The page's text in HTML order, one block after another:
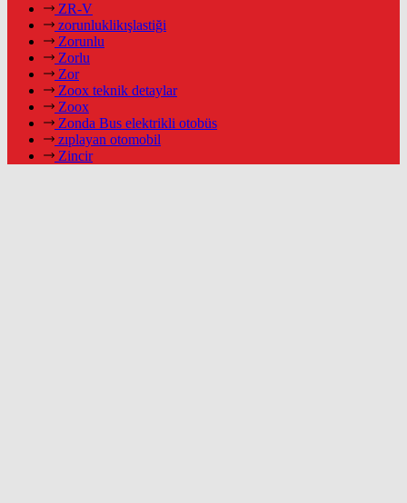
ZR-V
zorunluklikışlastiği
Zorunlu
Zorlu
Zor
Zoox teknik detaylar
Zoox
Zonda Bus elektrikli otobüs
zıplayan otomobil
Zincir